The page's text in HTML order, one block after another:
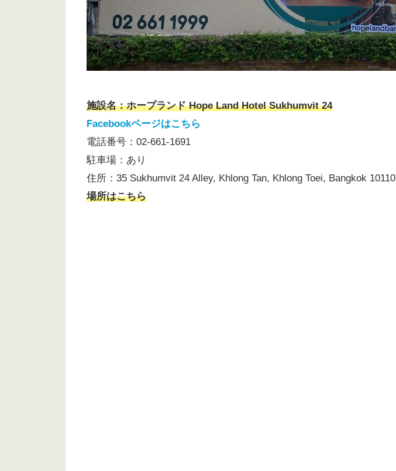
施設名：ホープランド Hope Land Hotel Sukhumvit 24
Facebookページはこちら
電話番号：02-661-1691
駐車場：あり
住所：35 Sukhumvit 24 Alley, Khlong Tan, Khlong Toei, Bangkok 10110
場所はこちら